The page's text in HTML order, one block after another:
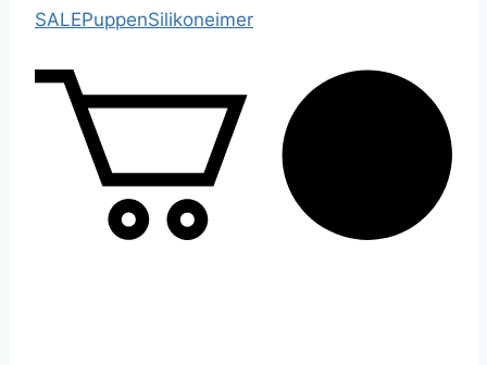
SALEPuppenSilikoneimer